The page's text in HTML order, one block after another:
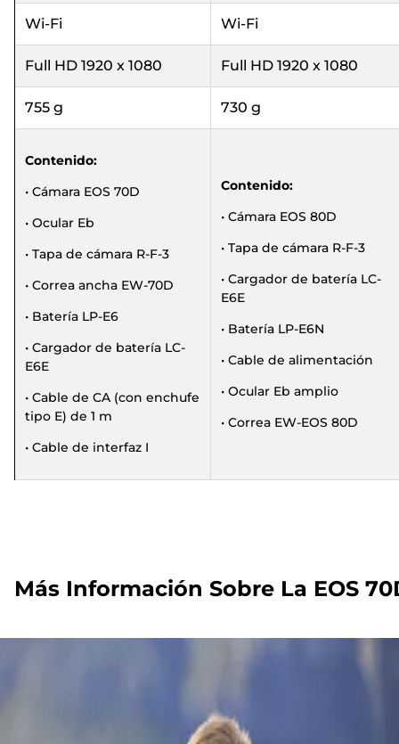
Wi-Fi Wi-Fi
Full HD 1920 x 1080 Full HD 1920 x 1080
755 g 730 g
Contenido:
• Cámara EOS 70D
• Ocular Eb
• Tapa de cámara R-F-3
• Correa ancha EW-70D
• Batería LP-E6
• Cargador de batería LC-
E6E
• Cable de CA (con enchufe
tipo E) de 1 m
• Cable de interfaz I
Contenido:
• Cámara EOS 80D
• Tapa de cámara R-F-3
• Cargador de batería LC-
E6E
• Batería LP-E6N
• Cable de alimentación
• Ocular Eb amplio
• Correa EW-EOS 80D
Más Información Sobre La EOS